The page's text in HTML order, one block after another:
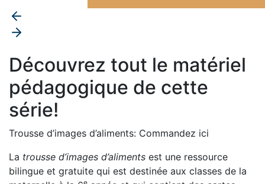
Découvrez tout le matériel
pédagogique de cette
série!
Trousse d’images d’aliments: Commandez ici
La trousse d’images d’aliments est une ressource
bilingue et gratuite qui est destinée aux classes de la